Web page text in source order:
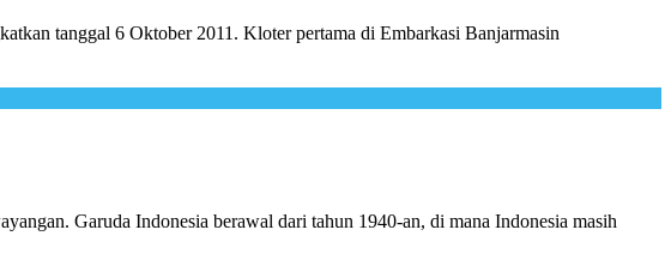
tanggal 6 Oktober 2011. Kloter pertama di Embarkasi Banjarmasin
Garuda Indonesia berawal dari tahun 1940-an, di mana Indonesia masih